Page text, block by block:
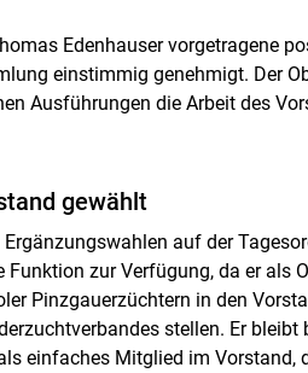
Edenhauser vorgetragene
einstimmig genehmigt. Der
Ausführungen die Arbeit des
gewählt
auf der
Funktion zur Verfügung, da er als
Pinzgauerzüchtern in den
stellen. Er
einfaches Mitglied im Vorstand,